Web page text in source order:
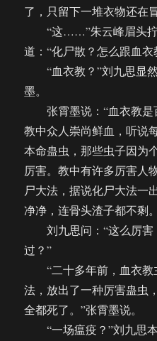
了，只留下一堆衣物还在
“这……”朱云峰眉头拧
道：“化尸散？怎么跟血
“血衣教？”刘九思显然
墨。
张霄墨说：“血衣教是
教中众人崇尚鲜血，听说
本命蛊虫，那些虫子因为
厉害。教中有许多厉害人
尸大法，据说化尸大法一
净净，连骨头渣子都不剩
刘九思问：“这么厉害
过？”
“二十多年前，血衣教
法，放出了一种厉害蛊虫
全都死了。”张霄墨说。
“一场瘟疫？”刘九思